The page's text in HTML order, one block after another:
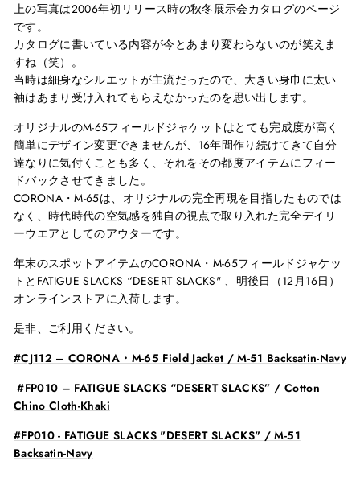
上の写真は2006年初リリース時の秋冬展示会カタログのページ
です。
カタログに書いている内容が今とあまり変わらないのが笑えま
すね（笑）。
当時は細身なシルエットが主流だったので、大きい身巾に太い
袖はあまり受け入れてもらえなかったのを思い出します。
オリジナルのM-65フィールドジャケットはとても完成度が高く
簡単にデザイン変更できませんが、 16年間作り続けてきて自分
達なりに気付くことも多く、それをその都度アイテムにフィー
ドバックさせてきました。
CORONA・M-65は、オリジナルの完全再現を目指したものでは
なく、時代時代の空気感を独自の視点で取り入れた完全デイリ
ーウエアとしてのアウターです。
年末のスポットアイテムのCORONA ・ M-65フィールドジャケッ
トと FATIGUE SLACKS “DESERT SLACKS" 、明後日（12月 16日）
オンラインストアに入荷します。
是非、ご利用ください。
#CJ112 – CORONA・M-65 Field Jacket / M-51 Backsatin-Navy
#FP010 – FATIGUE SLACKS “DESERT SLACKS” / Cotton
Chino Cloth-Khaki
#FP010 - FATIGUE SLACKS "DESERT SLACKS" / M-51
Backsatin-Navy